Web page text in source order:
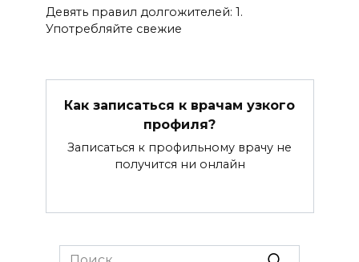
Девять правил долгожителей: 1.
Употребляйте свежие
Как записаться к врачам узкого
профиля?
Записаться к профильному врачу не
получится ни онлайн
Search